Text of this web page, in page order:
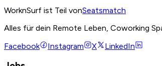
WorknSurf ist Teil vonSeatsmatch
Alles für dein Remote Leben, Coworking
Facebook
Instagram X LinkedIn